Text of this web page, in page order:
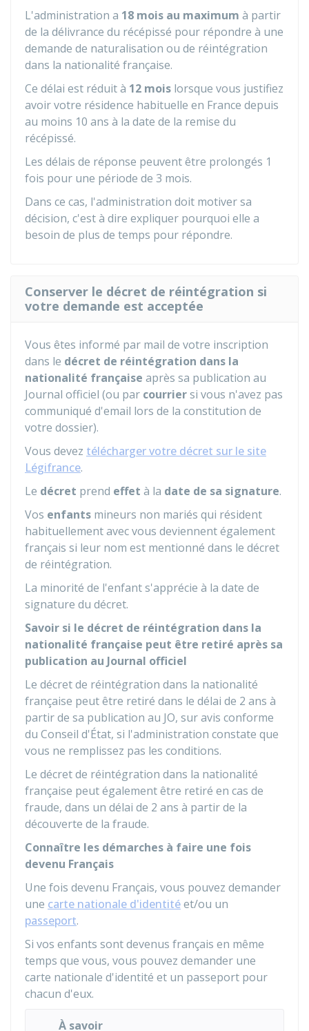
L'administration a 18 mois au maximum à partir
de la délivrance du récépissé pour répondre à une
demande de naturalisation ou de réintégration
dans la nationalité française.
Ce délai est réduit à 12 mois lorsque vous justifiez
avoir votre résidence habituelle en France depuis
au moins 10 ans à la date de la remise du
récépissé.
Les délais de réponse peuvent être prolongés 1
fois pour une période de 3 mois.
Dans ce cas, l'administration doit motiver sa
décision, c'est à dire expliquer pourquoi elle a
besoin de plus de temps pour répondre.
Conserver le décret de réintégration si
votre demande est acceptée
Vous êtes informé par mail de votre inscription
dans le décret de réintégration dans la
nationalité française après sa publication au
Journal officiel (ou par courriersi vous n'avez pas
communiqué d'email lors de la constitution de
votre dossier).
Vous devez télécharger votre décret sur le site
Légifrance.
Le décret prend effet à la date de sa signature.
Vos enfants mineurs non mariés qui résident
habituellement avec vous deviennent également
français si leur nom est mentionné dans le décret
de réintégration.
La minorité de l'enfant s'apprécie à la date de
signature du décret.
Savoir si le décret de réintégration dans la
nationalité française peut être retiré après sa
publication au Journal officiel
Le décret de réintégration dans la nationalité
française peut être retiré dans le délai de 2 ans à
partir de sa publication au JO, sur avis conforme
du Conseil d'État, si l'administration constate que
vous ne remplissez pas les conditions.
Le décret de réintégration dans la nationalité
française peut également être retiré en cas de
fraude, dans un délai de 2 ans à partir de la
découverte de la fraude.
Connaître les démarches à faire une fois
devenu Français
Une fois devenu Français, vous pouvez demander
une carte nationale d'identitéet/ou un
passeport.
Si vos enfants sont devenus français en même
temps que vous, vous pouvez demander une
carte nationale d'identité et un passeport pour
chacun d'eux.
À savoir